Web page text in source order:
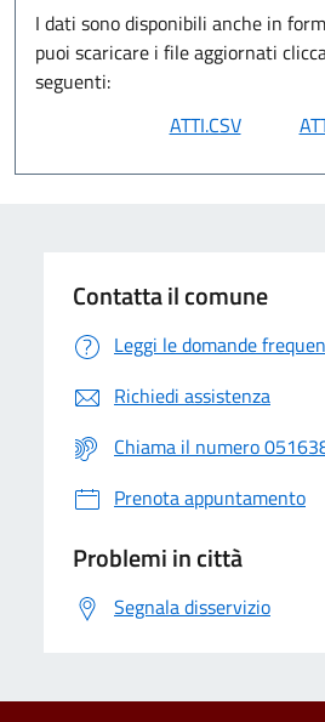
I dati sono disponibili anche in
puoi scaricare i file aggiornati
seguenti:
Contatta il comune
Leggi le domande
Richiedi assistenza
Chiama il numero
Prenota appuntamento
Problemi in città
Segnala disservizio